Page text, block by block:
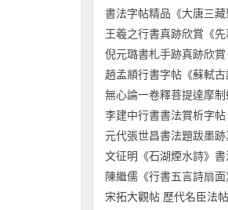
王羲之行書真跡欣賞《先
倪元璐書札手跡真跡欣賞
趙孟頫行書字帖《蘇軾古
無心論一卷釋菩提達摩制
李建中行書書法賞析字帖
元代張世昌書法題跋墨跡
文征明《石湖煙水詩》書
陳繼儒《行書五言詩扇